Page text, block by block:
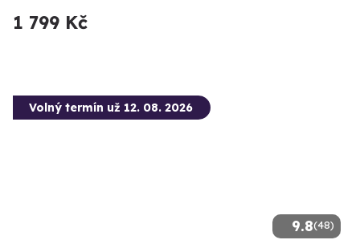
1 799 Kč
9.8(48)
Volný termín už 12. 08. 2026